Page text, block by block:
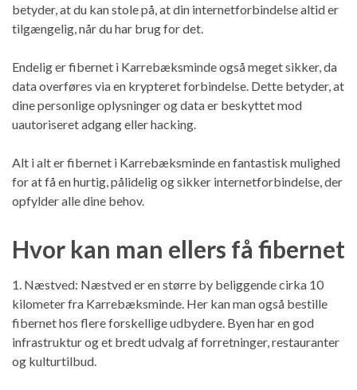
betyder, at du kan stole på, at din internetforbindelse altid er
tilgængelig, når du har brug for det.
Endelig er fibernet i Karrebæksminde også meget sikker, da
data overføres via en krypteret forbindelse. Dette betyder, at
dine personlige oplysninger og data er beskyttet mod
uautoriseret adgang eller hacking.
Alt i alt er fibernet i Karrebæksminde en fantastisk mulighed
for at få en hurtig, pålidelig og sikker internetforbindelse, der
opfylder alle dine behov.
Hvor kan man ellers få fibernet
1. Næstved: Næstved er en større by beliggende cirka 10
kilometer fra Karrebæksminde. Her kan man også bestille
fibernet hos flere forskellige udbydere. Byen har en god
infrastruktur og et bredt udvalg af forretninger, restauranter
og kulturtilbud.